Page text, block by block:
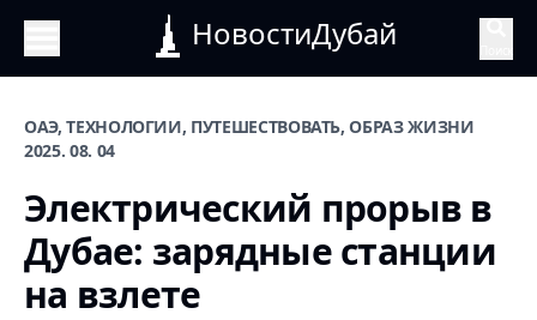
НовостиДубай
ОАЭ, ТЕХНОЛОГИИ, ПУТЕШЕСТВОВАТЬ, ОБРАЗ ЖИЗНИ
2025. 08. 04
Электрический прорыв в
Дубае: зарядные станции
на взлете